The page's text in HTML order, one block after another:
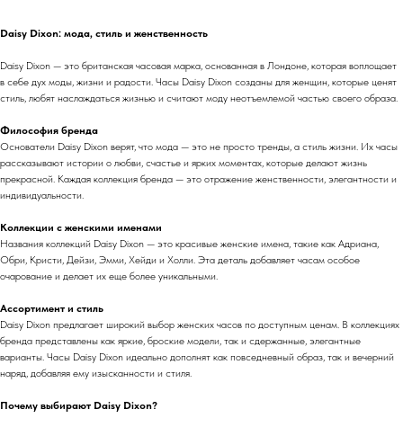
Daisy Dixon: мода, стиль и женственность
Daisy Dixon — это британская часовая марка, основанная в Лондоне, которая воплощает
в себе дух моды, жизни и радости. Часы Daisy Dixon созданы для женщин, которые ценят
стиль, любят наслаждаться жизнью и считают моду неотъемлемой частью своего образа.
Философия бренда
Основатели Daisy Dixon верят, что мода — это не просто тренды, а стиль жизни. Их часы
рассказывают истории о любви, счастье и ярких моментах, которые делают жизнь
прекрасной. Каждая коллекция бренда — это отражение женственности, элегантности и
индивидуальности.
Коллекции с женскими именами
Названия коллекций Daisy Dixon — это красивые женские имена, такие как Адриана,
Обри, Кристи, Дейзи, Эмми, Хейди и Холли. Эта деталь добавляет часам особое
очарование и делает их еще более уникальными.
Ассортимент и стиль
Daisy Dixon предлагает широкий выбор женских часов по доступным ценам. В коллекциях
бренда представлены как яркие, броские модели, так и сдержанные, элегантные
варианты. Часы Daisy Dixon идеально дополнят как повседневный образ, так и вечерний
наряд, добавляя ему изысканности и стиля.
Почему выбирают Daisy Dixon?